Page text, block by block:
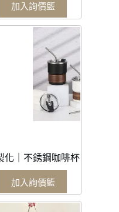
加入詢價籃
化｜不銹鋼咖啡杯
加入詢價籃